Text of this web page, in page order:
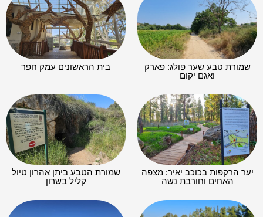
שמורת טבע שער פולג: פארק
ואגם יקום
בית הראשונים עמק חפר
יער הרקפות בכוכב יאיר: מצפה
האחים וחורבת נשה
שמורת הטבע ביתן אהרון טיול
קליל בשרון